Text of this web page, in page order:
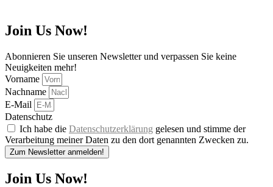
Join Us Now!
Abonnieren Sie unseren Newsletter und verpassen Sie keine
Neuigkeiten mehr!
Vorname
Nachname
E-Mail
Datenschutz
Ich habe die Datenschutzerklärung gelesen und stimme der
Verarbeitung meiner Daten zu den dort genannten Zwecken zu.
Zum Newsletter anmelden!
Join Us Now!